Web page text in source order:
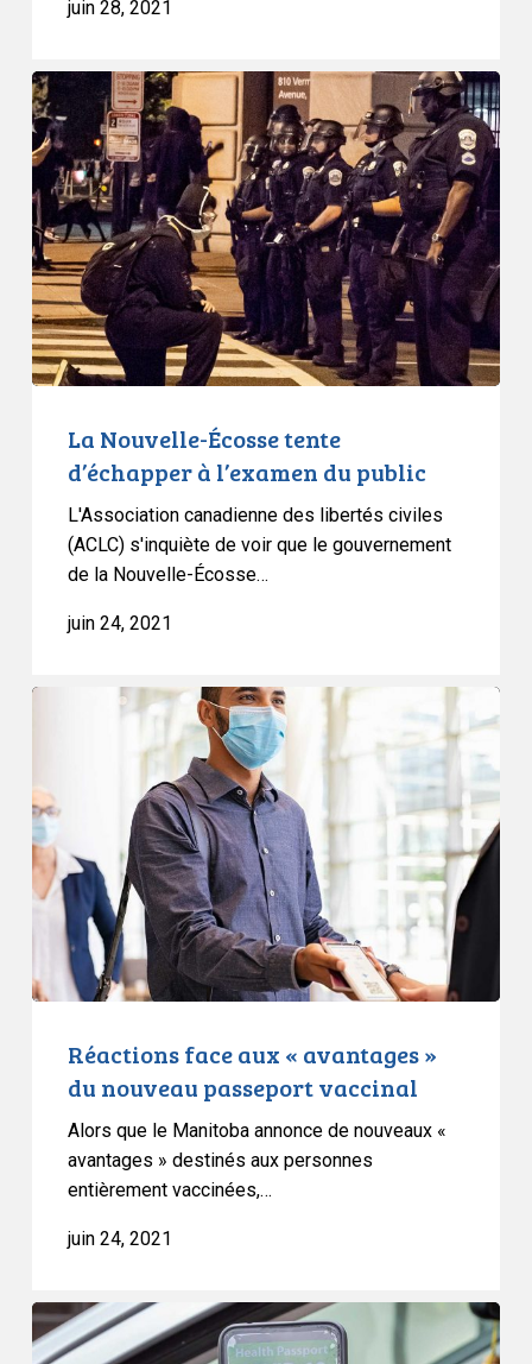
à
la
base
de
données
sur
la
COVID
juin 28, 2021
La
Nouvelle-
Écosse
tente
d’échapper
à
l’examen
du
public
La Nouvelle-Écosse tente
d’échapper à l’examen du public
L'Association canadienne des libertés civiles
(ACLC) s'inquiète de voir que le gouvernement
de la Nouvelle-Écosse…
juin 24, 2021
«
avantages
»
du
nouveau
passeport
vaccinal
Réactions face aux « avantages »
du nouveau passeport vaccinal
Alors que le Manitoba annonce de nouveaux «
avantages » destinés aux personnes
entièrement vaccinées,…
juin 24, 2021
Lettre
adressée